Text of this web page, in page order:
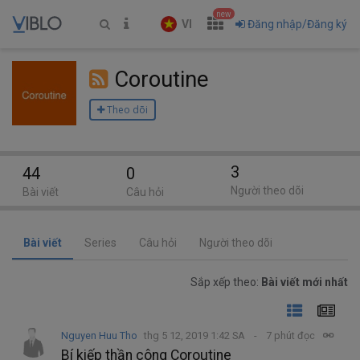
VI
new
Đăng nhập/Đăng ký
Coroutine
Theo dõi
Bài viết Series Câu hỏi Người theo dõi
Sắp xếp theo: Bài viết mới nhất
Nguyen Huu Tho thg 5 12, 2019 1:42 SA 7 phút đọc
Bí kiếp thần công Coroutine
44
Bài viết
0
Câu hỏi
3
Người theo dõi